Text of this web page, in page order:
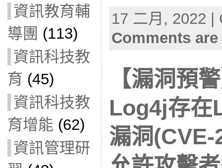
資訊教育輔
導團 (113)
資訊科技教
育 (45)
資訊科技教
育增能 (62)
資訊管理研
17 二月, 2022
Comments
【漏洞預
Log4j存在
漏洞(CVE-